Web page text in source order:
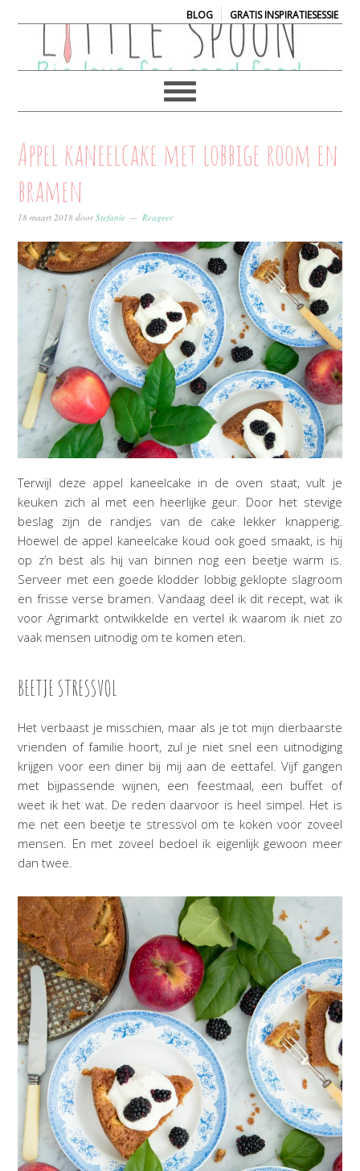
BLOG| GRATIS INSPIRATIESESSIE
Appel kaneelcake met lobbige room en
bramen
18 maart 2018 doorStefanie Reageer
Terwijl deze appel kaneelcake in de oven staat, vult je
keuken zich al met een heerlijke geur. Door het stevige
beslag zijn de randjes van de cake lekker knapperig.
Hoewel de appel kaneelcake koud ook goed smaakt, is hij
op z’n best als hij van binnen nog een beetje warm is.
Serveer met een goede klodder lobbig geklopte slagroom
en frisse verse bramen. Vandaag deel ik dit recept, wat ik
voor Agrimarkt ontwikkelde en vertel ik waarom ik niet zo
vaak mensen uitnodig om te komen eten.
BEETJE STRESSVOL
Het verbaast je misschien, maar als je tot mijn dierbaarste
vrienden of familie hoort, zul je niet snel een uitnodiging
krijgen voor een diner bij mij aan de eettafel. Vijf gangen
met bijpassende wijnen, een feestmaal, een buffet of
weet ik het wat. De reden daarvoor is heel simpel. Het is
me net een beetje te stressvol om te koken voor zoveel
mensen. En met zoveel bedoel ik eigenlijk gewoon meer
dan twee.